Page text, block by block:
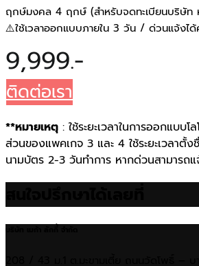
ฤกษ์มงคล 4 ฤกษ์ (สำหรับจดทะเบียนบริษัท
⚠️ใช้เวลาออกแบบภายใน 3 วัน / ด่วนแจ้งไ
9,999.-
ติดต่อเรา
**หมายเหตุ : ใช้ระยะเวลาในการออกแบบ
ส่วนของแพคเกจ 3 และ 4 ใช้ระยะเวลาตั้
นามบัตร 2-3 วันทำการ หากด่วนสามารถแ